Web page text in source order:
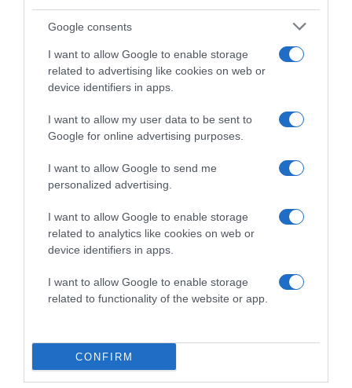
Google consents
I want to allow Google to enable storage
related to advertising like cookies on web or
device identifiers in apps.
I want to allow my user data to be sent to
Google for online advertising purposes.
I want to allow Google to send me
personalized advertising.
I want to allow Google to enable storage
related to analytics like cookies on web or
device identifiers in apps.
I want to allow Google to enable storage
related to functionality of the website or app.
CONFIRM
2026-08-04.
Mel C szüleit is elvitte nászútjára